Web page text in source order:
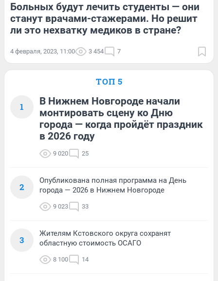
Больных будут лечить студенты — они
станут врачами-стажерами. Но решит
ли это нехватку медиков в стране?
4 февраля, 2023, 11:00 3 454 7
ТОП 5
1
В Нижнем Новгороде начали
монтировать сцену ко Дню
города — когда пройдёт праздник
в 2026 году
9 020 25
2
Опубликована полная программа на День
города — 2026 в Нижнем Новгороде
9 023 33
3
Жителям Кстовского округа сохранят
областную стоимость ОСАГО
8 100 14